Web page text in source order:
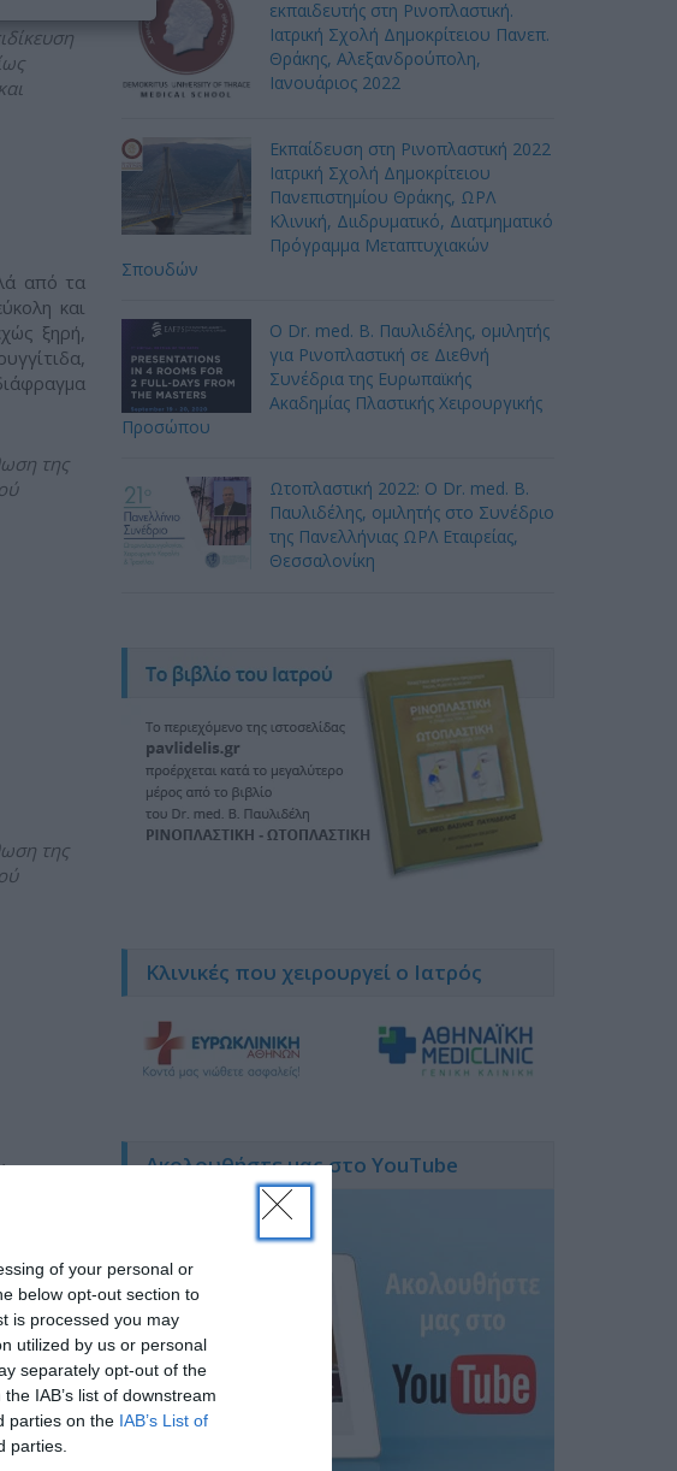
of your personal or
below opt-out section to
is processed you may
utilized by us or personal
separately opt-out of the
IAB’s list of downstream
parties on the IAB’s List of
parties.
από τα
και
ξηρή,
της
της
δεν
χρονική
μπορεί
ο
εκπαιδευτής στη Ρινοπλαστική.
Ιατρική Σχολή Δημοκρίτειου Πανεπ.
Θράκης, Αλεξανδρούπολη,
Ιανουάριος 2022
Εκπαίδευση στη Ρινοπλαστική 2022
Ιατρική Σχολή Δημοκρίτειου
Πανεπιστημίου Θράκης, ΩΡΛ
Κλινική, Διιδρυματικό, Διατμηματικό
Πρόγραμμα Μεταπτυχιακών
Σπουδών
Ο Dr. med. B. Παυλιδέλης, ομιλητής
για Ρινοπλαστική σε Διεθνή
Συνέδρια της Ευρωπαϊκής
Ακαδημίας Πλαστικής Χειρουργικής
Προσώπου
Ωτοπλαστική 2022: Ο Dr. med. B.
Παυλιδέλης, ομιλητής στο Συνέδριο
της Πανελλήνιας ΩΡΛ Εταιρείας,
Θεσσαλονίκη
Κλινικές που χειρουργεί ο Ιατρός
Ακολουθήστε μας στο YouTube